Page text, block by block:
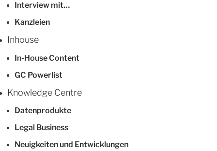
Interview mit…
Kanzleien
Inhouse
In-House Content
GC Powerlist
Knowledge Centre
Datenprodukte
Legal Business
Neuigkeiten und Entwicklungen